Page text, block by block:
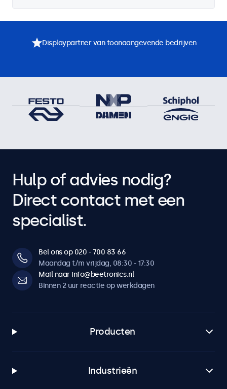
Displaypartner van toonaangevende bedrijven
Hulp of advies nodig?
Direct contact met een
specialist.
Bel ons op 020 - 700 83 66
Maandag t/m vrijdag, 08:30 - 17:30
Mail naar info@beetronics.nl
Binnen 2 uur reactie op werkdagen
Producten
Industrieën